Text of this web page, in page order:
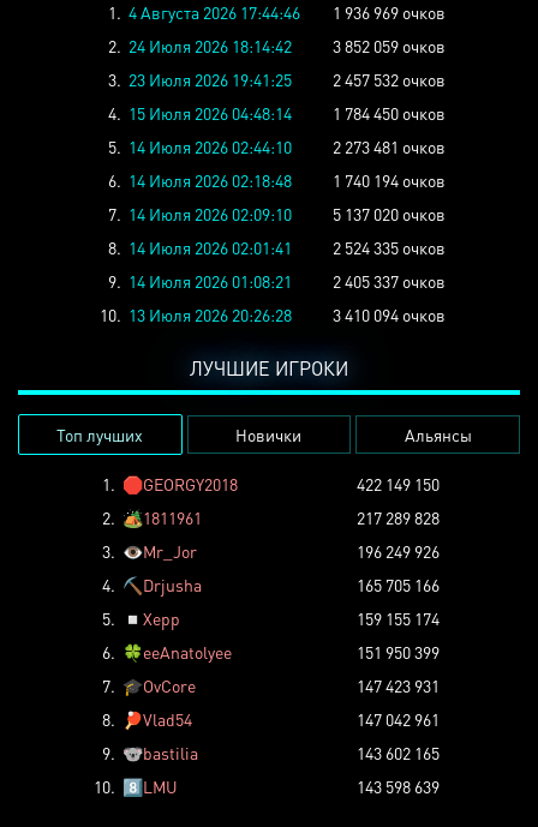
1. 4 Августа 2026 17:44:46
1 936 969 очков
2. 24 Июля 2026 18:14:42
3 852 059 очков
3. 23 Июля 2026 19:41:25
2 457 532 очков
4. 15 Июля 2026 04:48:14
1 784 450 очков
5. 14 Июля 2026 02:44:10
2 273 481 очков
6. 14 Июля 2026 02:18:48
1 740 194 очков
7. 14 Июля 2026 02:09:10
5 137 020 очков
8. 14 Июля 2026 02:01:41
2 524 335 очков
9. 14 Июля 2026 01:08:21
2 405 337 очков
10. 13 Июля 2026 20:26:28 3 410 094 очков
ЛУЧШИЕ ИГРОКИ
Топ лучших Новички Альянсы
1. 🛑GEORGY2018
422 149 150
2. 🏕️1811961
217 289 828
3. 👁️Mr_Jor
196 249 926
4. ⛏️ Drjusha
165 705 166
5.
◽ Xepp
159 155 174
6. 🍀eeAnatolyee
151 950 399
7. 🎓OvCore
147 423 931
8.
🏓Vlad54
147 042 961
9. 🐨bastilia
143 602 165
10. 8️⃣LMU 143 598 639